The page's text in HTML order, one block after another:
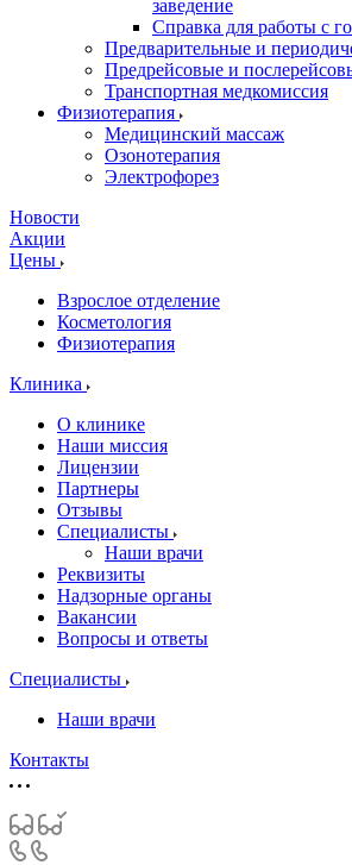
заведение
Справка для работы с
Предварительные и
Предрейсовые и
Транспортная медкомиссия
Физиотерапия
Медицинский массаж
Озонотерапия
Электрофорез
Новости
Акции
Цены
Взрослое отделение
Косметология
Физиотерапия
Клиника
О клинике
Наши миссия
Лицензии
Партнеры
Отзывы
Специалисты
Наши врачи
Реквизиты
Надзорные органы
Вакансии
Вопросы и ответы
Специалисты
Наши врачи
Контакты